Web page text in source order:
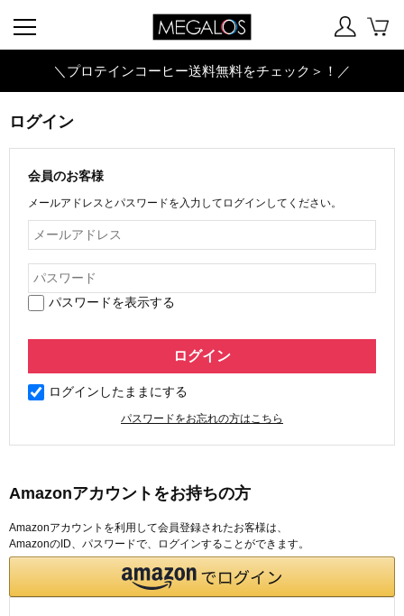
＼プロテインコーヒー送料無料をチェック＞！／
ログイン
会員のお客様
メールアドレスとパスワードを入力してログインしてください。
パスワードを表示する
ログインしたままにする
パスワードをお忘れの方はこちら
Amazonアカウントをお持ちの方
Amazonアカウントを利用して会員登録されたお客様は、
AmazonのID、パスワードで、ログインすることができます。